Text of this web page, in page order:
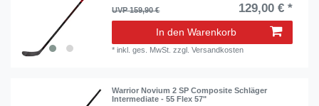
UVP 159,90 € 129,00 € *
In den Warenkorb
*inkl. ges. MwSt. zzgl.Versandkosten
Warrior Novium 2 SP Composite Schläger
Intermediate - 55 Flex 57"